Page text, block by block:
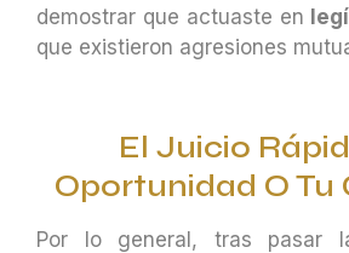
demostrar que actuaste en
que existieron agresiones
El Juicio
Oportunidad O Tu
Por lo general, tras pasar